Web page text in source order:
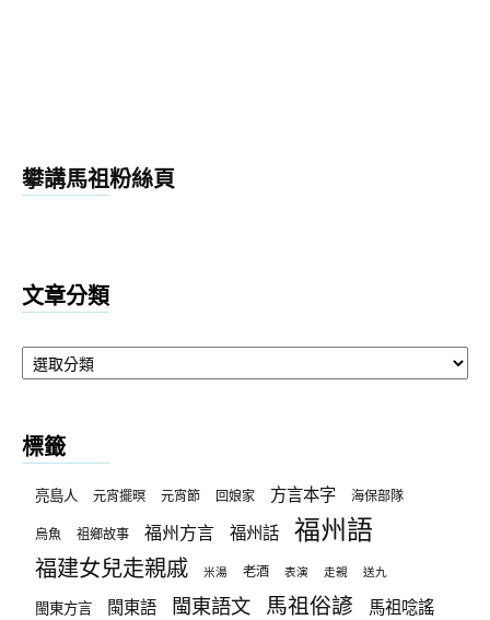
攀講馬祖粉絲頁
文章分類
文
章
標籤
亮島人 元宵擺暝 元宵節 回娘家 方言本字 海保部隊
烏魚 祖鄉故事 福州方言 福州話 福州語
福建女兒走親戚 米湯 老酒 表演 走親 送九
閩東方言 閩東語 閩東語文 馬祖俗諺 馬祖唸謠